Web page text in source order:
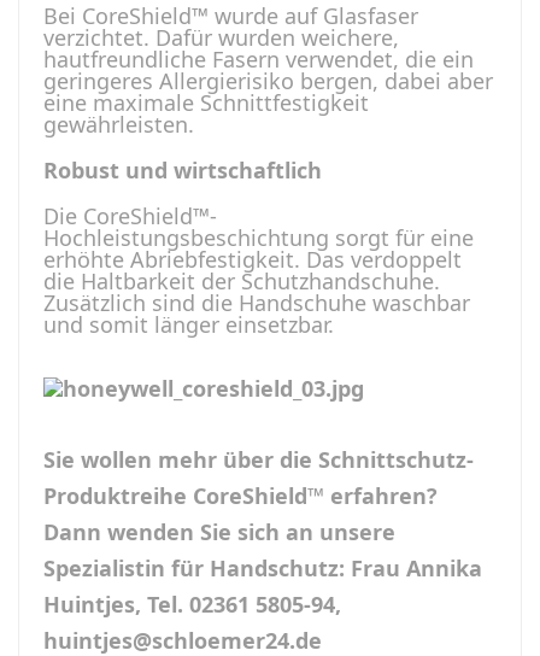
Bei CoreShield™ wurde auf Glasfaser
verzichtet. Dafür wurden weichere,
hautfreundliche Fasern verwendet, die ein
geringeres Allergierisiko bergen, dabei aber
eine maximale Schnittfestigkeit
gewährleisten.
Robust und wirtschaftlich
Die CoreShield™-
Hochleistungsbeschichtung sorgt für eine
erhöhte Abriebfestigkeit. Das verdoppelt
die Haltbarkeit der Schutzhandschuhe.
Zusätzlich sind die Handschuhe waschbar
und somit länger einsetzbar.
Sie wollen mehr über die Schnittschutz-
Produktreihe CoreShield™ erfahren?
Dann wenden Sie sich an unsere
Spezialistin für Handschutz: Frau Annika
Huintjes, Tel. 02361 5805-94,
huintjes@schloemer24.de